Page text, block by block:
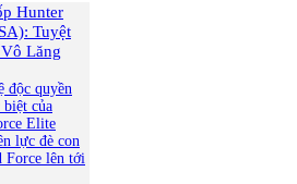
Hunter
Tuyệt
Lăng
độc quyền
biệt của
Elite
lực đè con
Force lên tới